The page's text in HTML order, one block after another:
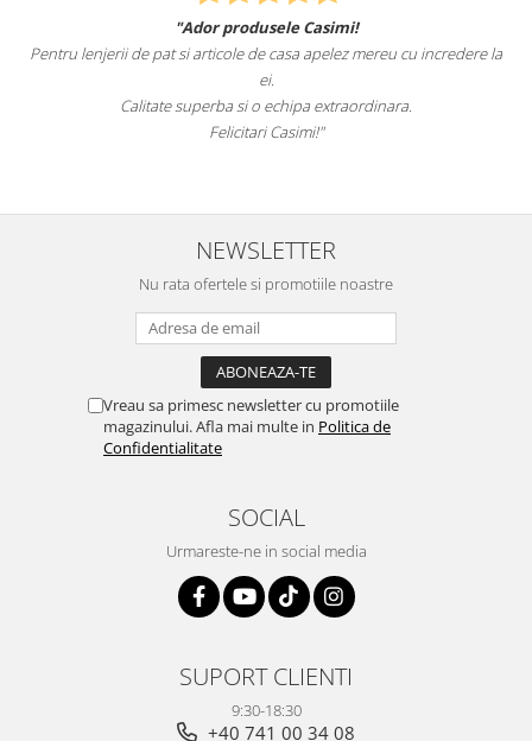
"Ador produsele Casimi!
Pentru lenjerii de pat si articole de casa apelez mereu cu incredere la
ei.
Calitate superba si o echipa extraordinara.
Felicitari Casimi!"
NEWSLETTER
Nu rata ofertele si promotiile noastre
Vreau sa primesc newsletter cu promotiile
magazinului. Afla mai multe in Politica de
Confidentialitate
SOCIAL
Urmareste-ne in social media
SUPORT CLIENTI
9:30-18:30
+40 741 00 34 08